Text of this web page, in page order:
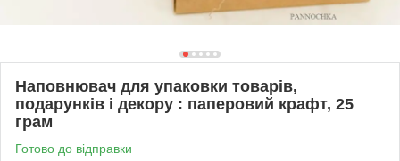
Наповнювач для упаковки товарів,
подарунків і декору : паперовий крафт, 25
грам
Готово до відправки